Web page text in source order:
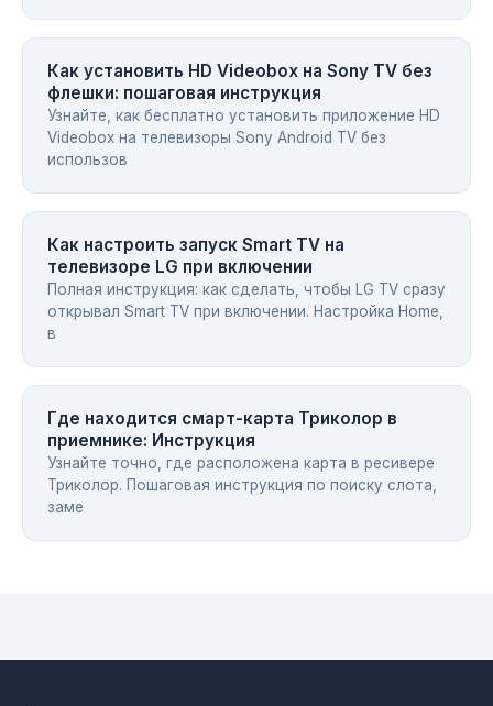
Как установить HD Videobox на Sony TV без
флешки: пошаговая инструкция
Узнайте, как бесплатно установить приложение HD
Videobox на телевизоры Sony Android TV без
использов
Как настроить запуск Smart TV на
телевизоре LG при включении
Полная инструкция: как сделать, чтобы LG TV сразу
открывал Smart TV при включении. Настройка Home,
в
Где находится смарт-карта Триколор в
приемнике: Инструкция
Узнайте точно, где расположена карта в ресивере
Триколор. Пошаговая инструкция по поиску слота,
заме